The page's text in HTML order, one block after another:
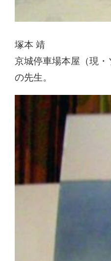
塚本 靖
京城停車場本屋（現
の先生。